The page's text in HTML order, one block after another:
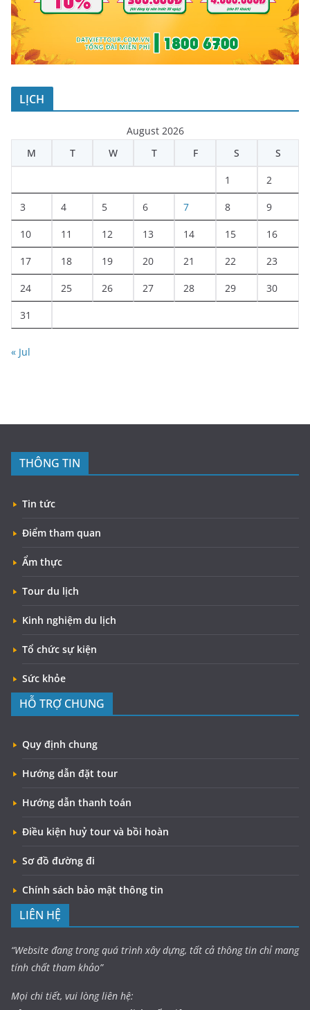
LỊCH
August 2026
M
T W T F S S
1 2
3 4 5 6 7 8 9
10 11 12 13 14 15 16
17 18 19 20 21 22 23
24 25 26 27 28 29 30
31
« Jul
THÔNG TIN
Tin tức
Điểm tham quan
Ẩm thực
Tour du lịch
Kinh nghiệm du lịch
Tổ chức sự kiện
Sức khỏe
HỖ TRỢ CHUNG
Quy định chung
Hướng dẫn đặt tour
Hướng dẫn thanh toán
Điều kiện huỷ tour và bồi hoàn
Sơ đồ đường đi
Chính sách bảo mật thông tin
LIÊN HỆ
“Website đang trong quá trình xây dựng, tất cả thông tin chỉ mang
tính chất tham khảo”
Mọi chi tiết, vui lòng liên hệ: